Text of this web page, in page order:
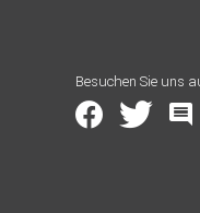
Besuchen Sie uns